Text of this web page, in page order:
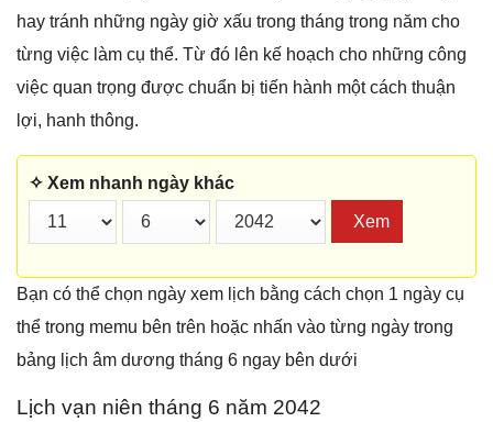
hay tránh những ngày giờ xấu trong tháng trong năm cho
từng việc làm cụ thể. Từ đó lên kế hoạch cho những công
việc quan trọng được chuẩn bị tiến hành một cách thuận
lợi, hanh thông.
✧ Xem nhanh ngày khác
Xem
Bạn có thể chọn ngày xem lịch bằng cách chọn 1 ngày cụ
thể trong memu bên trên hoặc nhấn vào từng ngày trong
bảng lịch âm dương tháng 6 ngay bên dưới
Lịch vạn niên tháng 6 năm 2042